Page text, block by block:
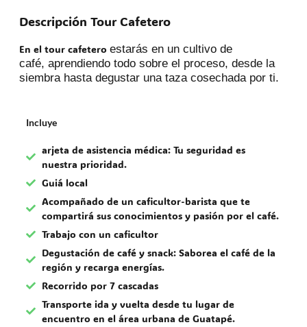
Descripción Tour Cafetero
En el tour cafetero estarás en un cultivo de
café, aprendiendo todo sobre el proceso, desde la
siembra hasta degustar una taza cosechada por ti.
Incluye
arjeta de asistencia médica: Tu seguridad es
nuestra prioridad.
Guiá local
Acompañado de un caficultor-barista que te
compartirá sus conocimientos y pasión por el café.
Trabajo con un caficultor
Degustación de café y snack: Saborea el café de la
región y recarga energías.
Recorrido por 7 cascadas
Transporte ida y vuelta desde tu lugar de
encuentro en el área urbana de Guatapé.